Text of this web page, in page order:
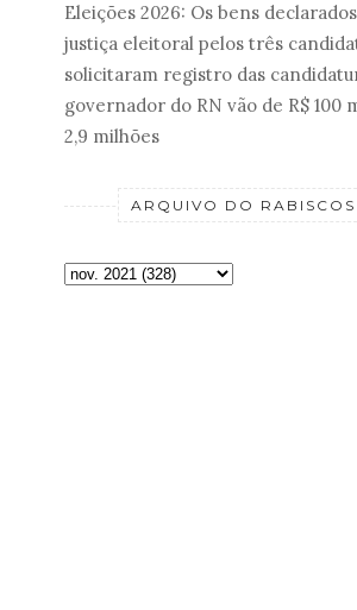
Eleições 2026: Os bens
justiça eleitoral pelos três
solicitaram registro das
governador do RN vão de R$ 100
2,9 milhões
ARQUIVO DO RABISCOS